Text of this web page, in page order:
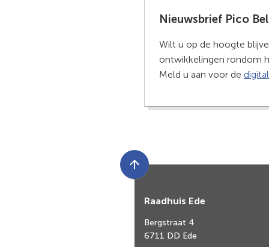
Nieuwsbrief Pico
Wilt u op de hoogte
ontwikkelingen rondom
Meld u aan voor de
Scroll
boven
het
Raadhuis Ede
Bergstraat 4
6711 DD Ede